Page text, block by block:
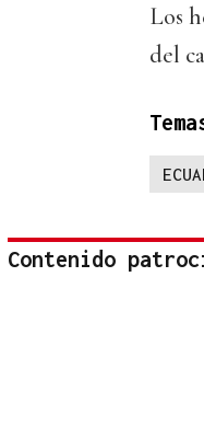
Los
del
Contenido